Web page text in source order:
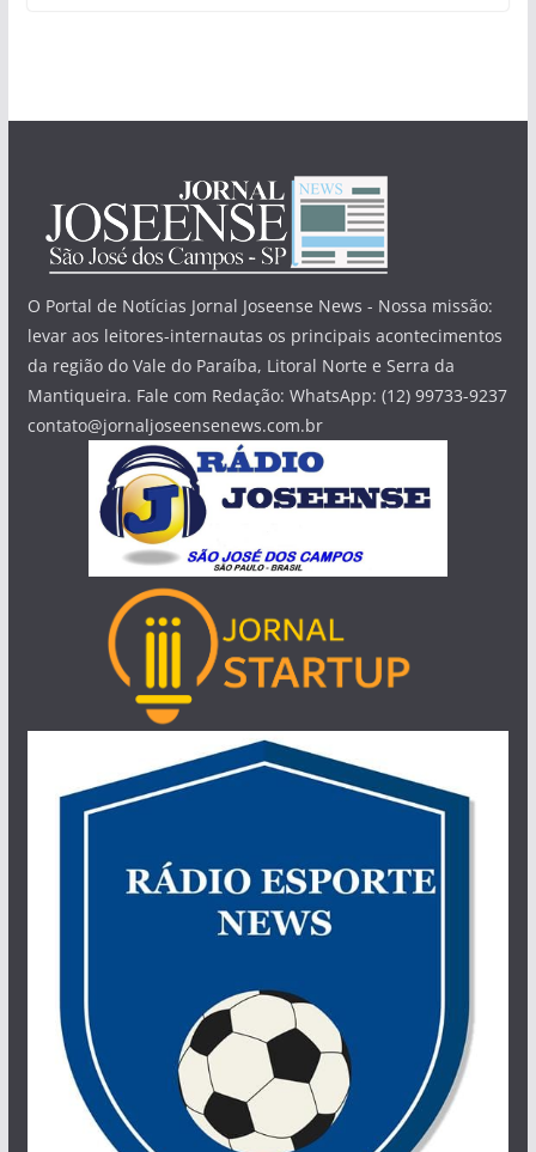
O Portal de Notícias Jornal Joseense News - Nossa missão:
levar aos leitores-internautas os principais acontecimentos
da região do Vale do Paraíba, Litoral Norte e Serra da
Mantiqueira. Fale com Redação: WhatsApp: (12) 99733-9237
contato@jornaljoseensenews.com.br